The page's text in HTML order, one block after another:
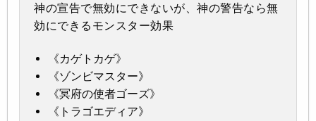
神の宣告で無効にできないが、神の警告なら無
効にできるモンスター効果
《カゲトカゲ》
《ゾンビマスター》
《冥府の使者ゴーズ》
《トラゴエディア》